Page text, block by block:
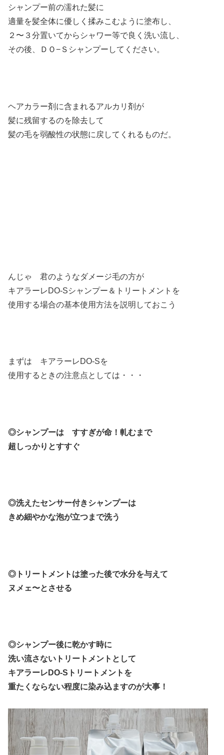
シャンプー前の濡れた髪に
適量を髪全体に優しく揉みこむように塗布し、
２〜３分置いてからシャワー等で良く洗い流し、
その後、ＤＯ−Ｓシャンプーしてください。
ヘアカラー剤に含まれるアルカリ剤が
髪に残留するのを除去して
髪の毛を弱酸性の状態に戻してくれるものだ。
んじゃ 君のようなダメージ毛の方が
キアラーレDO-Sシャンプー＆トリートメントを
使用する場合の基本使用方法を説明しておこう
まずは キアラーレDO-Sを
使用するときの注意点としては・・・
◎シャンプーは すすぎが命！軋むまで
超しっかりとすすぐ
◎洗えたセンサー付きシャンプーは
きめ細やかな泡が立つまで洗う
◎トリートメントは塗った後で水分を与えて
ヌメェ〜とさせる
◎シャンプー後に乾かす時に
洗い流さないトリートメントとして
キアラーレDO-Sトリートメントを
重たくならない程度に染み込ますのが大事！